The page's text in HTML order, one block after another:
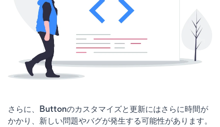
さらに、Buttonのカスタマイズと更新にはさらに時間が
かかり、新しい問題やバグが発生する可能性があります。